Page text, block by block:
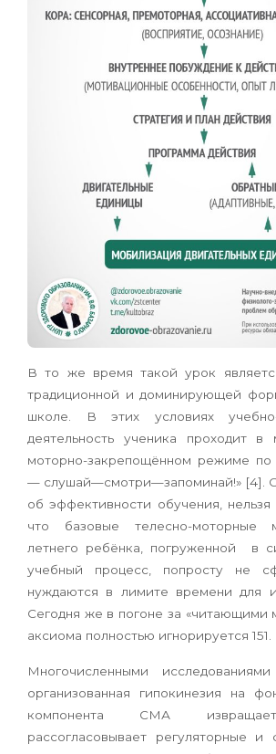
В то же время такой урок
традиционной и доминирующей
школе. В этих условиях учебно-
деятельность ученика проходит в
моторно-закрепощённом режиме по
— слушай—смотри—запоминай!» [4].
об эффективности обучения, нельзя
что базовые телесно-моторные
летнего ребёнка, погруженной в
учебный процесс, попросту не
нуждаются в лимите времени для
Сегодня же в погоне за «читающими
аксиома полностью игнорируется 151.
Многочисленными
организованная гипокинезия на
компонента СМА
рассогласовывает регуляторные и